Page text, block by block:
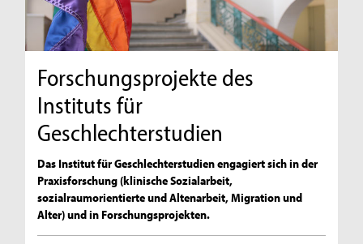
Forschungsprojekte des
Instituts für
Geschlechterstudien
Das Institut für Geschlechterstudien engagiert sich in der
Praxisforschung (klinische Sozialarbeit,
sozialraumorientierte und Altenarbeit, Migration und
Alter) und in Forschungsprojekten.